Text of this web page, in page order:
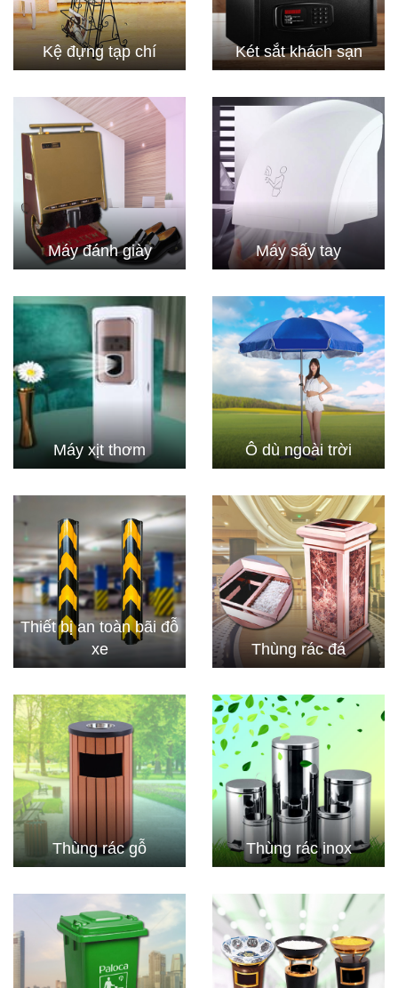
Kệ đựng tạp chí Két sắt khách sạn
Máy đánh giày Máy sấy tay
Máy xịt thơm Ô dù ngoài trời
Thiết bị an toàn bãi đỗ
xe
Thùng rác đá
Thùng rác gỗ Thùng rác inox